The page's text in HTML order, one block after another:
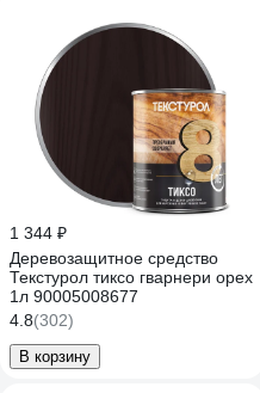
1 344 ₽
Деревозащитное средство
Текстурол тиксо гварнери орех
1л 90005008677
4.8(302)
В корзину